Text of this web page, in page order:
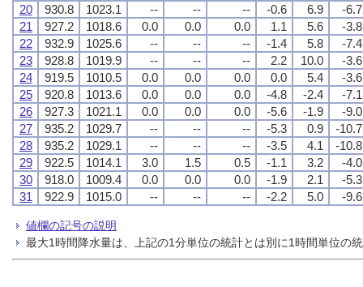
20
930.8 1023.1 -- -- -- -0.6 6.9
-6.7
21
927.2 1018.6 0.0 0.0 0.0 1.1 5.6
-3.8
22
932.9 1025.6 -- -- -- -1.4 5.8
-7.4
23
928.8 1019.9 -- -- -- 2.2 10.0
-3.6
24
919.5 1010.5 0.0 0.0 0.0 0.0 5.4
-3.6
25
920.8 1013.6 0.0 0.0 0.0 -4.8 -2.4
-7.1
26
927.3 1021.1 0.0 0.0 0.0 -5.6 -1.9
-9.0
27
935.2 1029.7 -- -- -- -5.3 0.9
-10.7
28
935.2 1029.1 -- -- -- -3.5 4.1
-10.8
29
922.5 1014.1 3.0 1.5 0.5 -1.1 3.2
-4.0
30
918.0 1009.4 0.0 0.0 0.0 -1.9 2.1
-5.3
31
922.9 1015.0 -- -- -- -2.2 5.0 -9.6
値欄の記号の説明
最大1時間降水量は、上記の1分単位の統計とは別に1時間単位の